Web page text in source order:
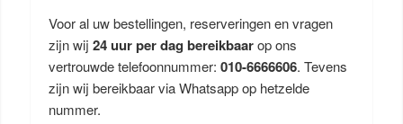
Voor al uw bestellingen, reserveringen en vragen
zijn wij 24 uur per dag bereikbaarop ons
vertrouwde telefoonnummer: 010-6666606. Tevens
zijn wij bereikbaar via Whatsapp op hetzelde
nummer.